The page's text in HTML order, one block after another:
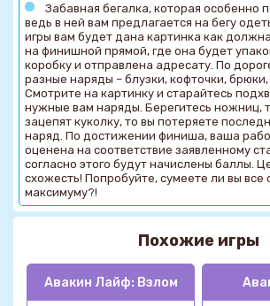
Забавная бегалка, которая особенно
ведь в ней вам предлагается на бегу
игры вам будет дана картинка как
на финишной прямой, где она будет
коробку и отправлена адресату. По
разные наряды – блузки, кофточки,
Смотрите на картинку и старайтесь
нужные вам наряды. Берегитесь ножниц,
зацепят куколку, то вы потеряете
наряд. По достижении финиша, ваша
оценена на соответствие заявленному
согласно этого будут начислены баллы.
схожесть! Попробуйте, сумеете ли вы все
максимуму?!
Похожие игры
Авакин Лайф: Взлом